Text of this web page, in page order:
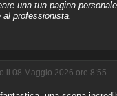
una tua pagina
professionista.
il 08 Maggio 2026 ore 8:55